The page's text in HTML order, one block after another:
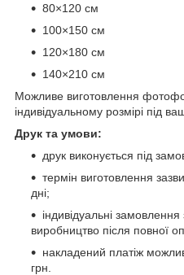
80×120 см
100×150 см
120×180 см
140×210 см
Можливе виготовлення
індивідуальному розмірі під
Друк та умови:
друк виконується під
термін виготовлення
дні;
індивідуальні
виробництво після повної
накладений платіж
грн.